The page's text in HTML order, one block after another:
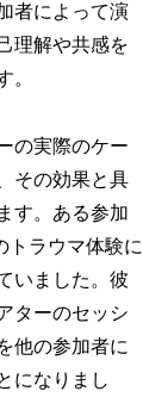
者によって演
理解や共感を
。
の実際のケー
その効果と具
す。ある参加
トラウマ体験に
いました。彼
ターのセッシ
他の参加者に
になりまし